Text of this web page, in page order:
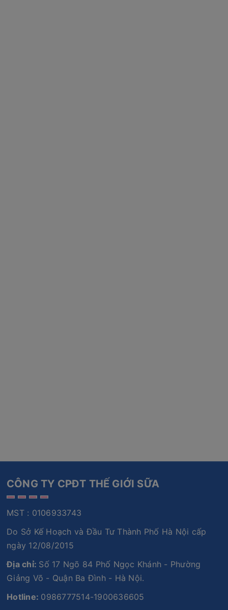
CÔNG TY CPĐT THẾ GIỚI SỮA
MST : 0106933743
Do Sở Kế Hoạch và Đầu Tư Thành Phố Hà Nội cấp
ngày 12/08/2015
Địa chỉ: Số 17 Ngõ 84 Phố Ngọc Khánh - Phường
Giảng Võ - Quận Ba Đình - Hà Nội.
Hotline: 0986777514-1900636605